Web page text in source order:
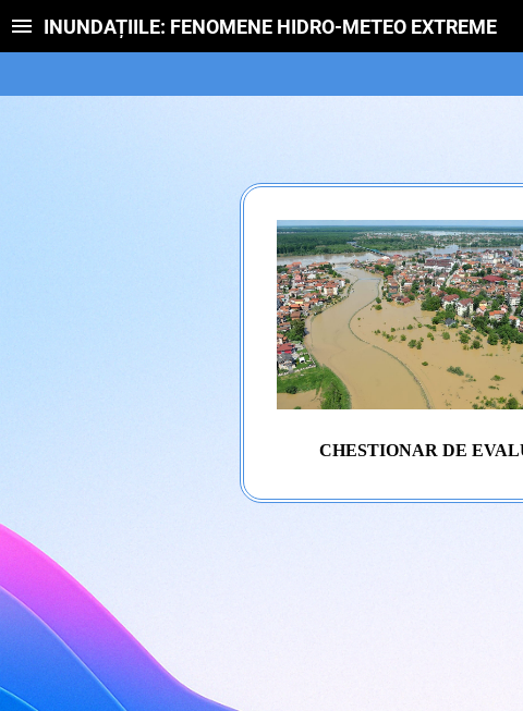
INUNDAȚIILE: FENOMENE HIDRO-METEO EXTREME
CHESTIONAR DE